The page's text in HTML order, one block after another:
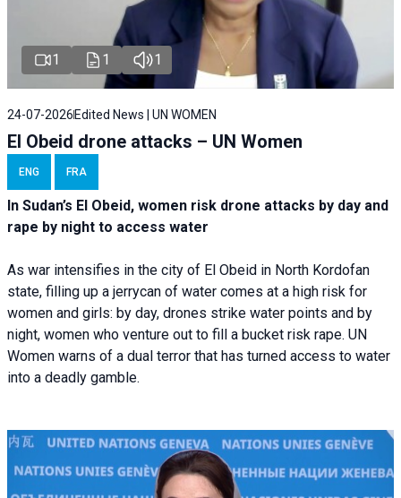
1 1 1
24-07-2026 Edited News | UN WOMEN
El Obeid drone attacks – UN Women
ENG FRA
In Sudan’s El Obeid, women risk drone attacks by day and
rape by night to access water
As war intensifies in the city of El Obeid in North Kordofan
state, filling up a jerrycan of water comes at a high risk for
women and girls: by day, drones strike water points and by
night, women who venture out to fill a bucket risk rape. UN
Women warns of a dual terror that has turned access to water
into a deadly gamble.